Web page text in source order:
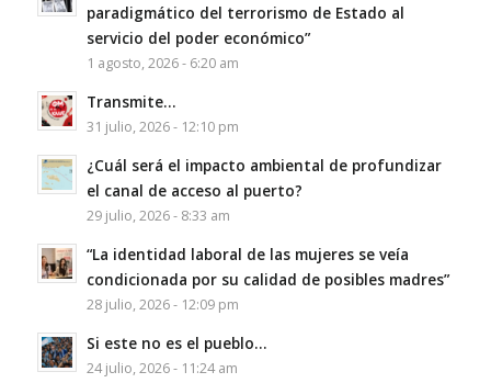
paradigmático del terrorismo de Estado al
servicio del poder económico”
1 agosto, 2026 - 6:20 am
Transmite…
31 julio, 2026 - 12:10 pm
¿Cuál será el impacto ambiental de profundizar
el canal de acceso al puerto?
29 julio, 2026 - 8:33 am
“La identidad laboral de las mujeres se veía
condicionada por su calidad de posibles madres”
28 julio, 2026 - 12:09 pm
Si este no es el pueblo…
24 julio, 2026 - 11:24 am